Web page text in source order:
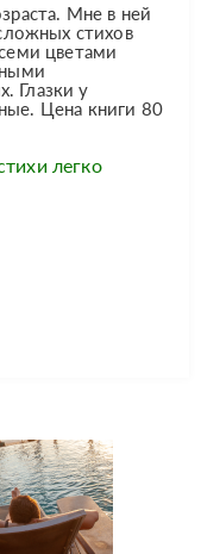
Мне в ней
стихов
цветами
Глазки у
Цена книги 80
легко